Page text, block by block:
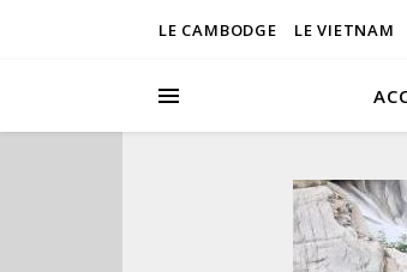
LE CAMBODGE LE VIETNAM